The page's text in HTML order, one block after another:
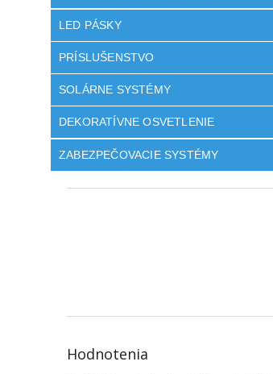
LED PÁSKY
PRÍSLUŠENSTVO
SOLÁRNE SYSTÉMY
DEKORATÍVNE OSVETLENIE
ZABEZPEČOVACIE SYSTÉMY
Hodnotenia